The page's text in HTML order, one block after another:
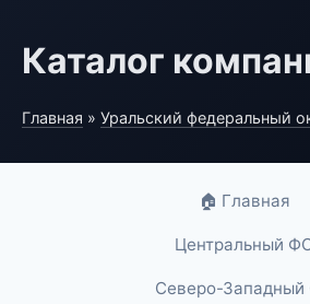
Каталог
Главная » Уральский федеральный
🏠 Главная
Центральный
Северо-